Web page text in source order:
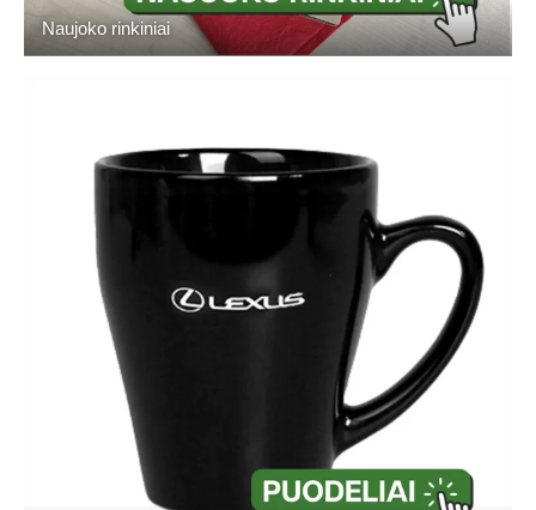
Naujoko rinkiniai